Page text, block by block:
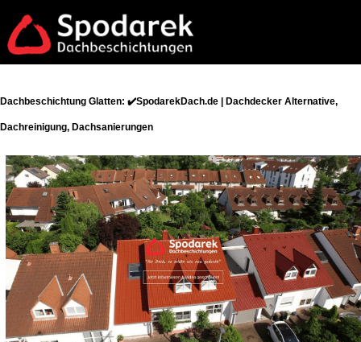
Dachbeschichtung Glatten: ✔️SpodarekDach.de | Dachdecker Alternative,
Dachreinigung, Dachsanierungen